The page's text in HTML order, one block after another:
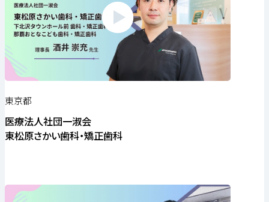
東京都
医療法人社団一淑会
東松原さかい歯科・矯正歯科